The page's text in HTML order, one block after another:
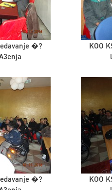
�?
KOO
�?
KOO